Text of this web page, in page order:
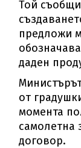
Той
предложи
даден
от
момента
самолетна
договор.